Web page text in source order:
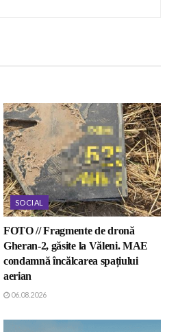
SOCIAL
FOTO // Fragmente de dronă
Gheran-2, găsite la Văleni. MAE
condamnă încălcarea spațiului
aerian
06.08.2026